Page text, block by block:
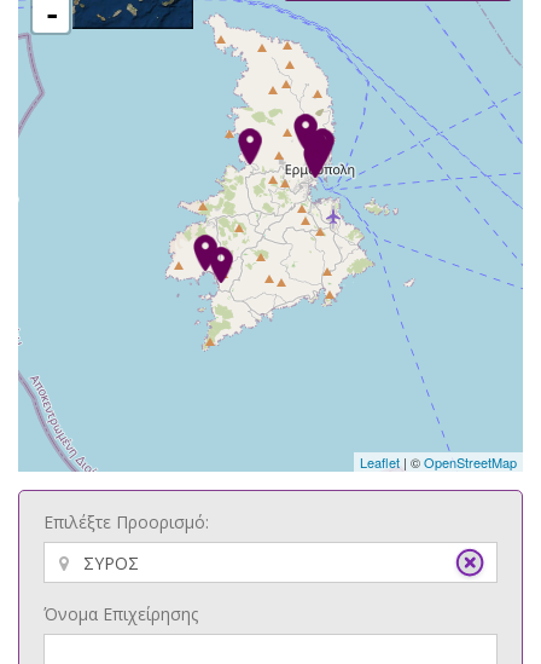
-
Leaflet | ©OpenStreetMap
Επιλέξτε Προορισμό:
Όνομα Επιχείρησης